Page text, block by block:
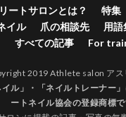
ートサロンとは？ 特集
イル
爪の相談先 用語
すべての記事
For
2019 Athlete salon アス
ル」・「ネイルトレーナー」
ートネイル協会の登録商標で